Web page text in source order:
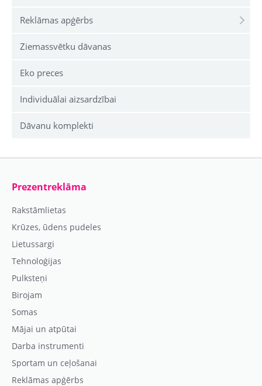
Reklāmas apģērbs
Ziemassvētku dāvanas
Eko preces
Individuālai aizsardzībai
Dāvanu komplekti
Prezentreklāma
Rakstāmlietas
Krūzes, ūdens pudeles
Lietussargi
Tehnoloģijas
Pulksteņi
Birojam
Somas
Mājai un atpūtai
Darba instrumenti
Sportam un ceļošanai
Reklāmas apģērbs